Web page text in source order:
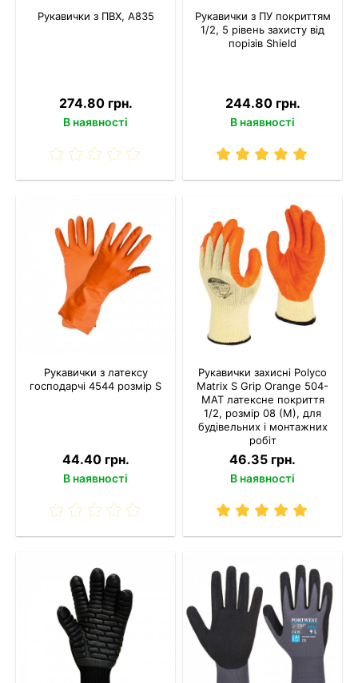
Рукавички з ПВХ, A835
274.80 грн.
В наявності
Рукавички з ПУ покриттям
1/2, 5 рівень захисту від
порізів Shield
244.80 грн.
В наявності
Рукавички з латексу
господарчі 4544 розмір S
44.40 грн.
В наявності
Рукавички захисні Polyco
Matrix S Grip Orange 504-
MAT латексне покриття
1/2, розмір 08 (М), для
будівельних і монтажних
робіт
46.35 грн.
В наявності